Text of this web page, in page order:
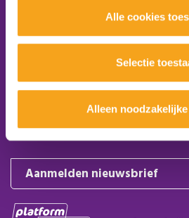
Alle cookies
Selectie
Alleen
Platform VMBO Zorg & Welzijn
5200 BR ‘s-Hertogenbosch
E-mail:
Volg ons:
Word lid van het platform
Aanmelden nieuwsbrief